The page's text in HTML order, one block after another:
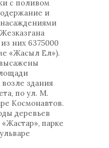
с поливом
и
из них 6375000
«Жасыл Ел»).
здания
по ул. М.
Космонавтов.
деревьев
парке